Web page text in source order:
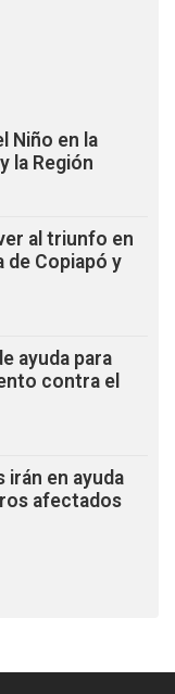
Niño en la
la Región
al triunfo en
de Copiapó y
ayuda para
contra el
irán en ayuda
afectados